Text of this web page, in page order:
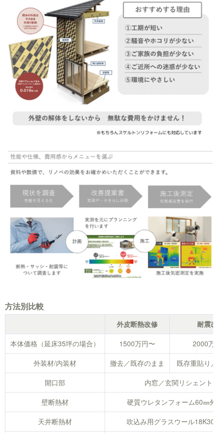
方法別比較
外皮断熱改修
耐震
本体価格（延床35坪の場合）
1500万円〜
2000万
外装材/内装材
撤去／既存のまま
既存重貼り
開口部
内窓／玄関リシェント
壁断熱材
硬質ウレタンフォーム60㎜
天井断熱材
吹込み用グラスウール